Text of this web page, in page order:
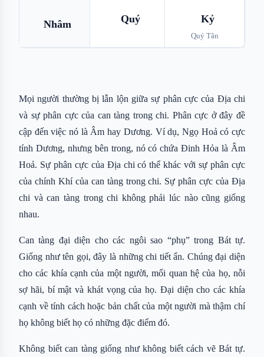
Nhâm Quý Kỷ
Quý Tân
Mọi người thường bị lẫn lộn giữa sự phân cực của Địa chi
và sự phân cực của can tàng trong chi. Phân cực ở đây đề
cập đến việc nó là Âm hay Dương. Ví dụ, Ngọ Hoả có cực
tính Dương, nhưng bên trong, nó có chứa Đinh Hỏa là Âm
Hoả. Sự phân cực của Địa chi có thể khác với sự phân cực
của chính Khí của can tàng trong chi. Sự phân cực của Địa
chi và can tàng trong chi không phải lúc nào cũng giống
nhau.
Can tàng đại diện cho các ngôi sao “phụ” trong Bát tự.
Giống như tên gọi, đây là những chi tiết ẩn. Chúng đại diện
cho các khía cạnh của một người, mối quan hệ của họ, nỗi
sợ hãi, bí mật và khát vọng của họ. Đại diện cho các khía
cạnh về tính cách hoặc bản chất của một người mà thậm chí
họ không biết họ có những đặc điểm đó.
Không biết can tàng giống như không biết cách vẽ Bát tự.